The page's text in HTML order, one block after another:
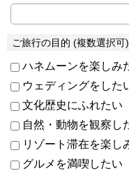
ご旅行の目的 (複数選択可)
ハネムーンを楽しみ
ウェディングをした
文化歴史にふれたい
自然・動物を観察し
リゾート滞在を楽し
グルメを満喫したい